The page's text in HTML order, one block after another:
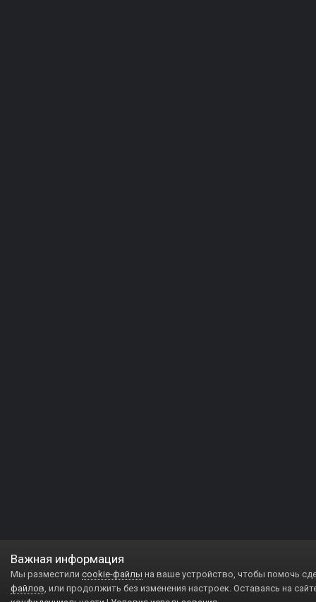
Важная информация
Мы разместили cookie-файлы на ваше устройство, чтобы помочь
файлов, или продолжить без изменения настроек. Оставаясь на